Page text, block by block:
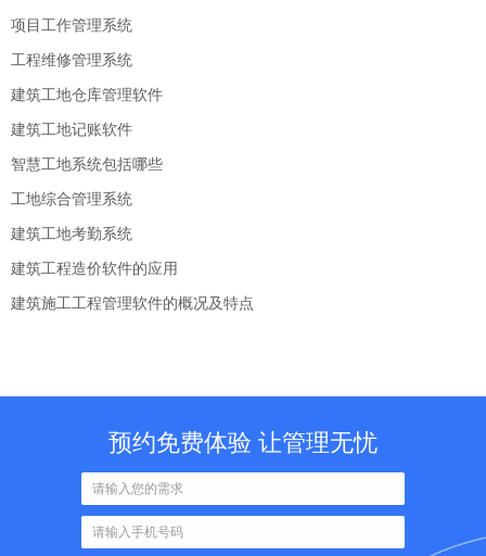
项目工作管理系统
工程维修管理系统
建筑工地仓库管理软件
建筑工地记账软件
智慧工地系统包括哪些
工地综合管理系统
建筑工地考勤系统
建筑工程造价软件的应用
建筑施工工程管理软件的概况及特点
预约免费体验 让管理无忧